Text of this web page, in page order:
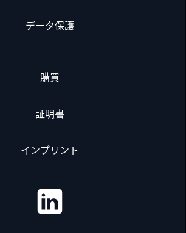
データ保護
購買
証明書
インプリント